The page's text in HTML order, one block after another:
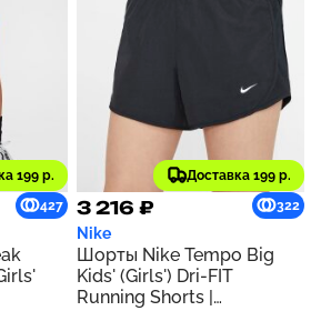
199 р.
427
Доставка 199 р.
3 216 ₽ 322
Nike
Шорты Nike Tempo Big
Kids' (Girls') Dri-FIT
Running Shorts |